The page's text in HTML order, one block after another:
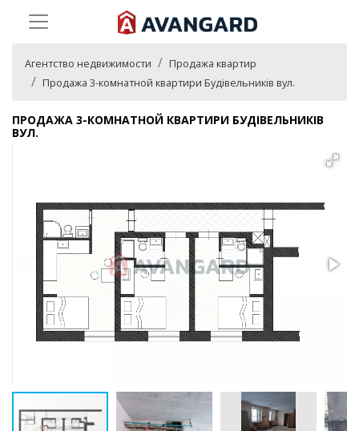
Агентство недвижимости
Продажа квартир
Продажа 3-комнатной квартири Будівельників вул.
ПРОДАЖА 3-КОМНАТНОЙ КВАРТИРИ БУДІВЕЛЬНИКІВ
ВУЛ.